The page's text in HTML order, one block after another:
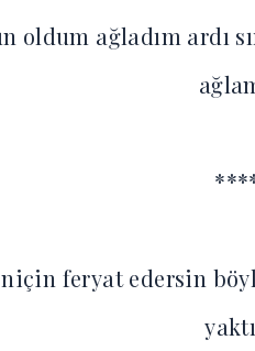
oldum ağladım ardı
feryat edersin